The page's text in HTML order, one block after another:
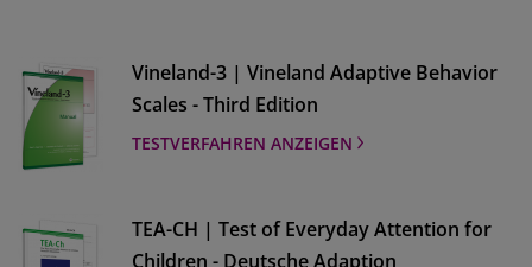
Vineland-3 | Vineland Adaptive Behavior
Scales - Third Edition
TESTVERFAHREN ANZEIGEN
TEA-CH | Test of Everyday Attention for
Children - Deutsche Adaption